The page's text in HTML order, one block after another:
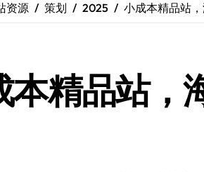
科技赋能无碍：容器化部署编织包
容器化赋能：多媒体服务架构的性
资源 策划 2025 小成本精品站
本精品站，